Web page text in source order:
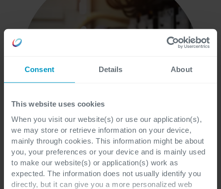
Consent Details About
This website uses cookies
When you visit our website(s) or use our application(s),
we may store or retrieve information on your device,
mainly through cookies. This information might be about
you, your preferences or your device and is mainly used
to make our website(s) or application(s) work as
expected. The information does not usually identify you
directly, but it can give you a more personalized web
ERP bij elke stap met Dynamics 365